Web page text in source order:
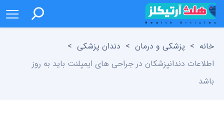
خانه > پزشکی و درمان > دندان پزشکی >
اطلاعات دندانپزشکان در جراحی های ایمپلنت باید به روز
باشد